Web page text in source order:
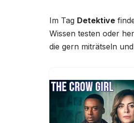
Im Tag Detektive
Wissen testen oder
die gern miträtseln